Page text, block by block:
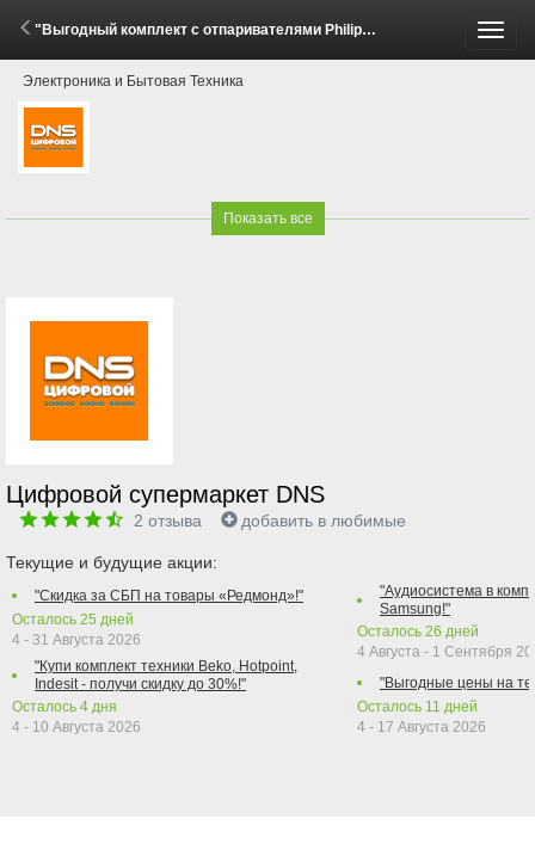
"Выгодный комплект с отпаривателями Philips!" (30 Апреля - 31 Мая 2026)
Электроника и Бытовая Техника
Показать все
Цифровой супермаркет DNS
2 отзыва добавить в любимые
Текущие и будущие акции:
"Скидка за СБП на товары «Редмонд»!"
Осталось 25 дней
4 - 31 Августа 2026
"Купи комплект техники Beko, Hotpoint,
Indesit - получи скидку до 30%!"
Осталось 4 дня
4 - 10 Августа 2026
"Аудиосистема в
Samsung!"
Осталось 26 дней
4 Августа - 1 Сентября
"Выгодные цены на
Осталось 11 дней
4 - 17 Августа 2026